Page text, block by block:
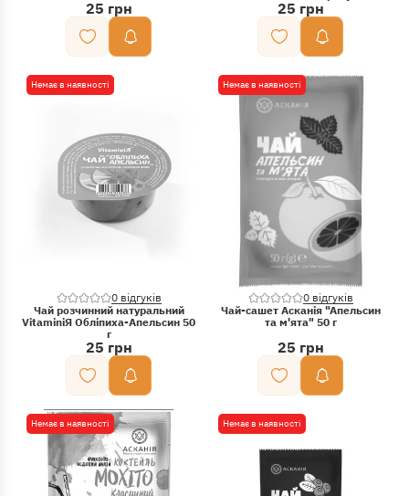
25 грн 25 грн
Немає в наявності
0 відгуків
Чай розчинний натуральний
VitaminiЯ Обліпиха-Апельсин 50
г
25 грн
Немає в наявності
0 відгуків
Чай-сашет Асканія "Апельсин
та м'ята" 50 г
25 грн
Немає в наявності Немає в наявності